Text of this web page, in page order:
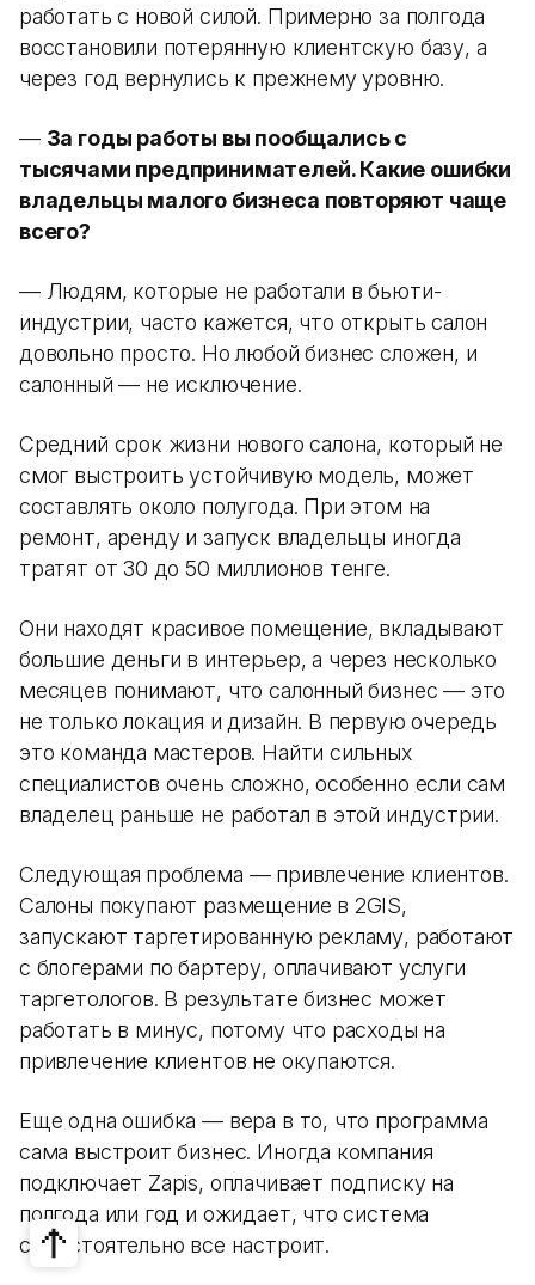
работать с новой силой. Примерно за полгода
восстановили потерянную клиентскую базу, а
через год вернулись к прежнему уровню.
— За годы работы вы пообщались с
тысячами предпринимателей. Какие ошибки
владельцы малого бизнеса повторяют чаще
всего?
— Людям, которые не работали в бьюти-
индустрии, часто кажется, что открыть салон
довольно просто. Но любой бизнес сложен, и
салонный — не исключение.
Средний срок жизни нового салона, который не
смог выстроить устойчивую модель, может
составлять около полугода. При этом на
ремонт, аренду и запуск владельцы иногда
тратят от 30 до 50 миллионов тенге.
Они находят красивое помещение, вкладывают
большие деньги в интерьер, а через несколько
месяцев понимают, что салонный бизнес — это
не только локация и дизайн. В первую очередь
это команда мастеров. Найти сильных
специалистов очень сложно, особенно если сам
владелец раньше не работал в этой индустрии.
Следующая проблема — привлечение клиентов.
Салоны покупают размещение в 2GIS,
запускают таргетированную рекламу, работают
с блогерами по бартеру, оплачивают услуги
таргетологов. В результате бизнес может
работать в минус, потому что расходы на
привлечение клиентов не окупаются.
Еще одна ошибка — вера в то, что программа
сама выстроит бизнес. Иногда компания
подключает Zapis, оплачивает подписку на
полгода или год и ожидает, что система
самостоятельно все настроит.